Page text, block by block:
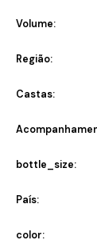
Volume:
Região:
Castas:
bottle_size:
País:
color: